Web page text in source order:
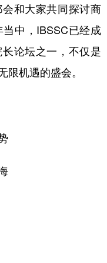
南
南 西藏
和大家共同探讨商
中，IBSSC已经成
论坛之一，不仅是
限机遇的盛会。